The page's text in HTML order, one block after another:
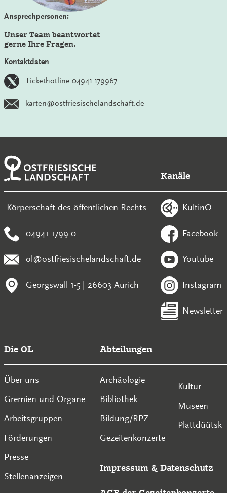
Ansprechpersonen:
Unser Team beantwortet
gerne Ihre Fragen.
Kontaktdaten
Tickethotline 04941 179967
karten@ostfriesischelandschaft.de
-Körperschaft des öffentlichen Rechts-
04941 1799-0
ol@ostfriesischelandschaft.de
Georgswall 1-5 | 26603 Aurich
Kanäle
KultinO
Facebook
Youtube
Instagram
Newsletter
Die OL
Über uns
Gremien und Organe
Arbeitsgruppen
Förderungen
Presse
Stellenanzeigen
Abteilungen
Archäologie
Bibliothek
Bildung/RPZ
Gezeitenkonzerte
Kultur
Museen
Plattdüütsk
Impressum & Datenschutz